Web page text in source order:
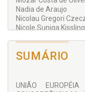
Exteriores;
Professor no
internacionais da
Nations Training
Relações
delegações
Nadia de Araujo
Nicolau Gregori
Nicole Suniga Kissling
Patricia Ayub da Costa
Paulo Abrão Pires
SUMÁRIO
UNIÃO